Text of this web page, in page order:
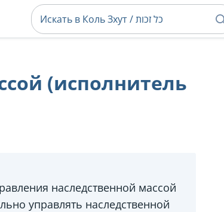
(исполнитель
наследственной массой
управлять наследственной